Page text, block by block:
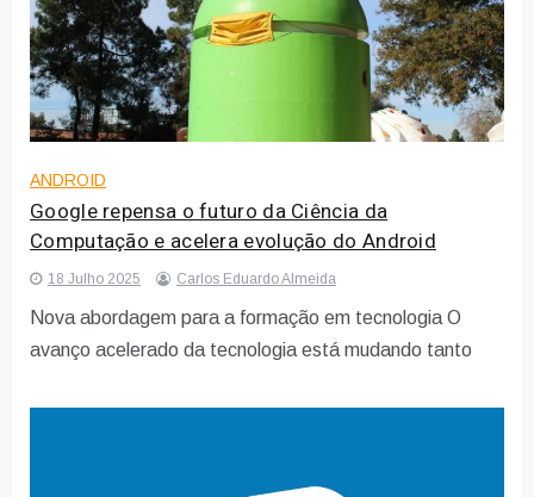
ANDROID
Google repensa o futuro da Ciência da
Computação e acelera evolução do Android
18 Julho 2025 Carlos Eduardo Almeida
Nova abordagem para a formação em tecnologia O
avanço acelerado da tecnologia está mudando tanto